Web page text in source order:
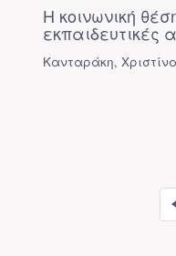
Η κοινωνική
εκπαιδευτικές
Κανταράκη,